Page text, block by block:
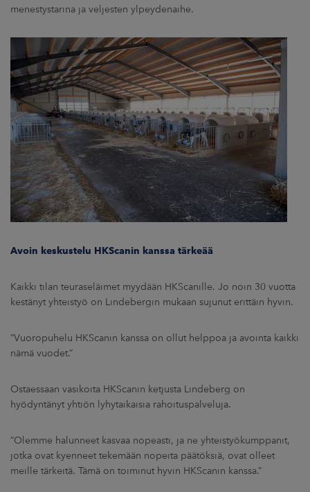
menestystarina ja veljesten ylpeydenaihe.
Avoin keskustelu HKScanin kanssa tärkeää
Kaikki tilan teuraseläimet myydään HKScanille. Jo noin 30 vuotta
kestänyt yhteistyö on Lindebergin mukaan sujunut erittäin hyvin.
”Vuoropuhelu HKScanin kanssa on ollut helppoa ja avointa kaikki
nämä vuodet.”
Ostaessaan vasikoita HKScanin ketjusta Lindeberg on
hyödyntänyt yhtiön lyhytaikaisia rahoituspalveluja.
”Olemme halunneet kasvaa nopeasti, ja ne yhteistyökumppanit,
jotka ovat kyenneet tekemään nopeita päätöksiä, ovat olleet
meille tärkeitä. Tämä on toiminut hyvin HKScanin kanssa.”